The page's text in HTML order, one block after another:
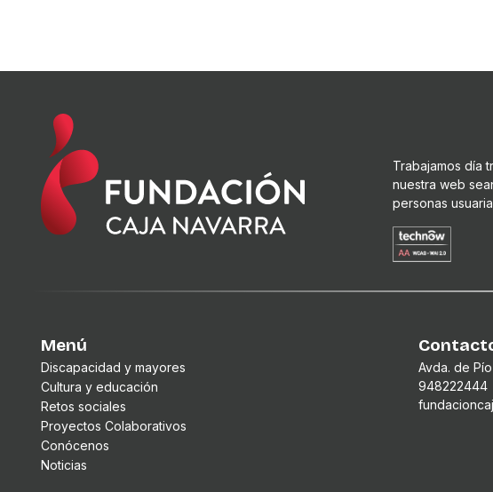
Trabajamos día
nuestra web
personas
Menú
Discapacidad y mayores
Cultura y educación
Retos sociales
Proyectos Colaborativos
Conócenos
Noticias
Avda. de
948222444